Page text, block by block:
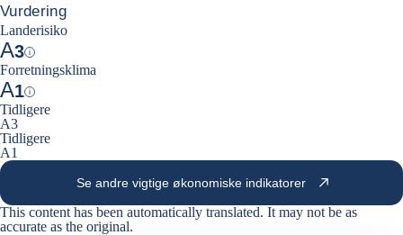
Vurdering
Landerisiko
A3
Help
Forretningsklima
A1
Help
Tidligere
A3
Tidligere
A1
Se andre vigtige økonomiske indikatorer
This content has been automatically translated. It may not be as
accurate as the original.